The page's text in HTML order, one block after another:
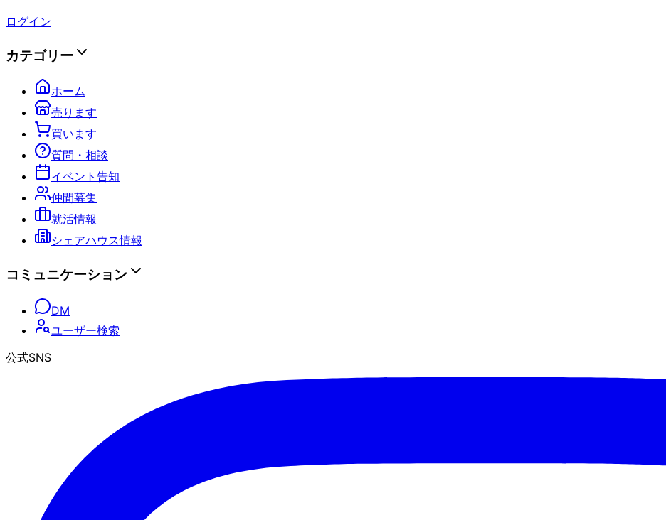
ログイン
カテゴリー
ホーム
売ります
買います
質問・相談
イベント告知
仲間募集
就活情報
シェアハウス情報
コミュニケーション
DM
ユーザー検索
公式SNS